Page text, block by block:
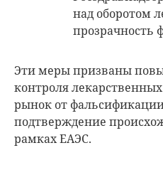
над оборотом
прозрачность
Эти меры призваны
контроля
рынок от
подтверждение
рамках ЕАЭС.